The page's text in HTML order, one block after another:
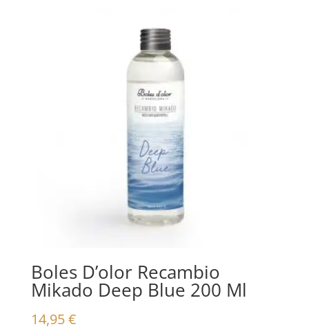
Boles D’olor Recambio
Mikado Deep Blue 200 Ml
14,95€